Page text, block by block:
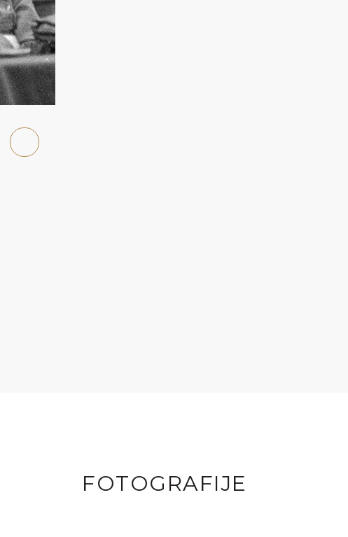
FOTOGRAFIJE